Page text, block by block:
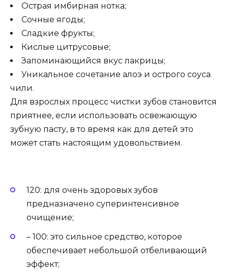
Острая имбирная нотка;
Сочные ягоды;
Сладкие фрукты;
Кислые цитрусовые;
Запоминающийся вкус лакрицы;
Уникальное сочетание алоэ и острого соуса
чили.
Для взрослых процесс чистки зубов становится
приятнее, если использовать освежающую
зубную пасту, в то время как для детей это
может стать настоящим удовольствием.
120: для очень здоровых зубов
предназначено суперинтенсивное
очищение;
– 100: это сильное средство, которое
обеспечивает небольшой отбеливающий
эффект;